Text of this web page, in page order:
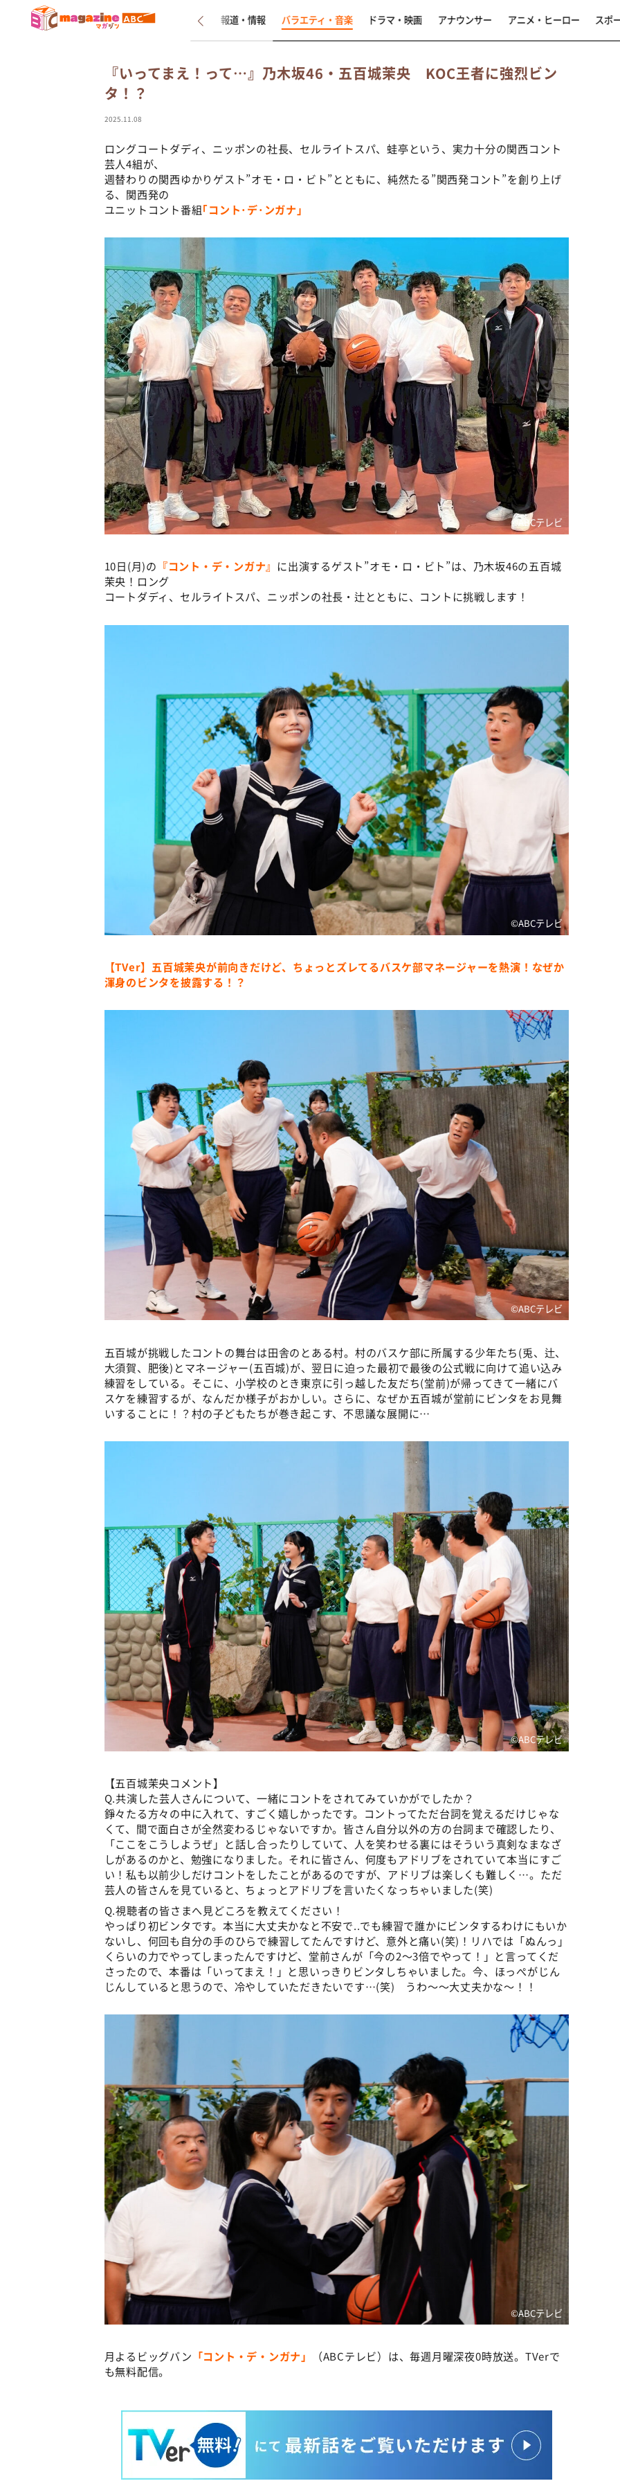
新着 インタビュー 報道・情報 バラエティ・音楽 ドラマ・映画 アナウンサー アニメ・ヒーロー スポ
『いってまえ！って…』乃木坂46・五百城茉央 KOC王者に強烈ビン
タ！？
2025.11.08
ロングコートダディ、ニッポンの社長、セルライトスパ、蛙亭という、実力十分の関西コント
芸人4組が、
週替わりの関西ゆかりゲスト”オモ・ロ・ビト”とともに、純然たる”関西発コント”を創り上げ
る、関西発の
ユニットコント番組｢コント･デ･ンガナ｣
©️ABCテレビ
10日(月)の 『コント・デ・ンガナ』 に出演するゲスト”オモ・ロ・ビト”は、乃木坂46の五百城
茉央！ロング
コートダディ、セルライトスパ、ニッポンの社長・辻とともに、コントに挑戦します！
©️ABCテレビ
【TVer】五百城茉央が前向きだけど、ちょっとズレてるバスケ部マネージャーを熱演！なぜか
渾身のビンタを披露する！？
©️ABCテレビ
五百城が挑戦したコントの舞台は田舎のとある村。村のバスケ部に所属する少年たち(兎、辻、
大須賀、肥後)とマネージャー(五百城)が、翌日に迫った最初で最後の公式戦に向けて追い込み
練習をしている。そこに、小学校のとき東京に引っ越した友だち(堂前)が帰ってきて一緒にバ
スケを練習するが、なんだか様子がおかしい。さらに、なぜか五百城が堂前にビンタをお見舞
いすることに！？村の子どもたちが巻き起こす、不思議な展開に…
©️ABCテレビ
【五百城茉央コメント】
Q.共演した芸人さんについて、一緒にコントをされてみていかがでしたか？
錚々たる方々の中に入れて、すごく嬉しかったです。コントってただ台詞を覚えるだけじゃな
くて、間で面白さが全然変わるじゃないですか。皆さん自分以外の方の台詞まで確認したり、
「ここをこうしようぜ」と話し合ったりしていて、人を笑わせる裏にはそういう真剣なまなざ
しがあるのかと、勉強になりました。それに皆さん、何度もアドリブをされていて本当にすご
い！私も以前少しだけコントをしたことがあるのですが、アドリブは楽しくも難しく…。ただ
芸人の皆さんを見ていると、ちょっとアドリブを言いたくなっちゃいました(笑)
Q.視聴者の皆さまへ見どころを教えてください！
やっぱり初ビンタです。本当に大丈夫かなと不安で..でも練習で誰かにビンタするわけにもいか
ないし、何回も自分の手のひらで練習してたんですけど、意外と痛い(笑)！リハでは「ぬんっ」
くらいの力でやってしまったんですけど、堂前さんが「今の2～3倍でやって！」と言ってくだ
さったので、本番は「いってまえ！」と思いっきりビンタしちゃいました。今、ほっぺがじん
じんしていると思うので、冷やしていただきたいです…(笑) うわ～～大丈夫かな～！！
©️ABCテレビ
月よるビッグバン 「コント・デ・ンガナ」
（ABCテレビ）は、毎週月曜深夜0時放送。TVerで
も無料配信。